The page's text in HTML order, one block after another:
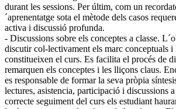
durant les sessions. Per últim, com un
´aprenentatge sota el mètode dels casos
activa i discussió profunda.
- Discussions sobre els conceptes a classe.
discutir col-lectivament els marc conceptuals i
constitueixen el curs. Es facilita el procés de
remarquen els conceptes i les lliçons claus.
es responsable de formar la seva pròpia
lectures, asistencia, participació i discussions
correcte seguiment del curs els estudiant